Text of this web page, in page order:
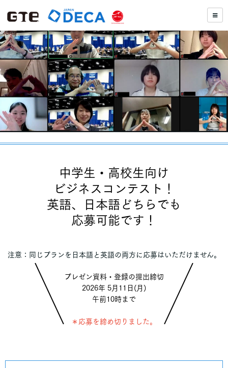
中学生・高校生向け
ビジネスコンテスト！
英語、日本語どちらでも
応募可能です！
注意：同じプランを日本語と英語の両方に応募はいただけません。
プレゼン資料・登録の提出締切
2026年 5月11日(月)
午前10時まで
＊応募を締め切りました。